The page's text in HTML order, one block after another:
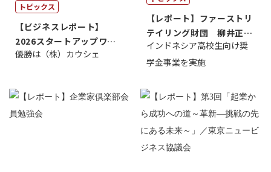
トピックス
【ビジネスレポート】
2026スタートアップワー
ルドカップ東京
優勝は（株）カウシェ
【レポート】ファーストリ
テイリング財団 柳井正
理事長
インドネシア高校生向け奨
学金事業を実施